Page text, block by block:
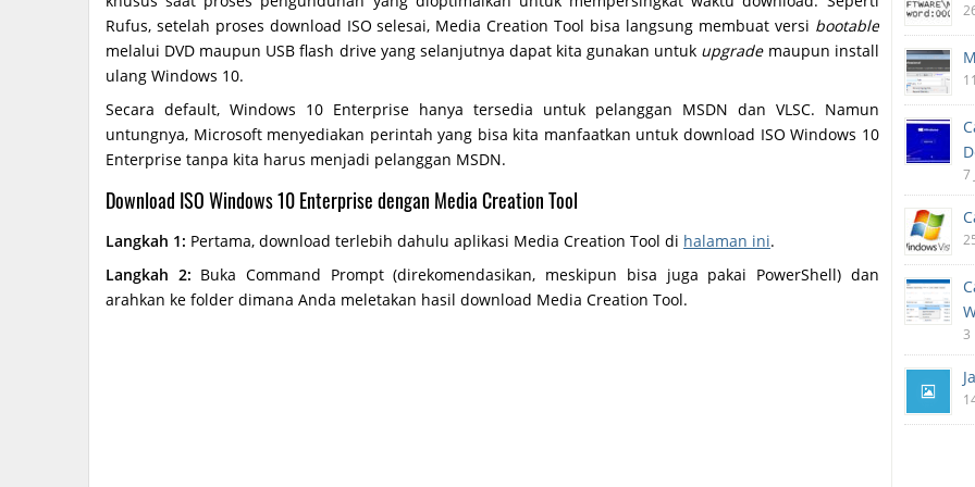
Rufus, setelah proses download ISO selesai, Media Creation Tool bisa langsung membuat versi bootable
melalui DVD maupun USB flash drive yang selanjutnya dapat kita gunakan untuk upgrademaupun install
ulang Windows 10.
Secara default, Windows 10 Enterprise hanya tersedia untuk pelanggan MSDN dan VLSC. Namun
untungnya, Microsoft menyediakan perintah yang bisa kita manfaatkan untuk download ISO Windows 10
Enterprise tanpa kita harus menjadi pelanggan MSDN.
Download ISO Windows 10 Enterprise dengan Media Creation Tool
Langkah 1: Pertama, download terlebih dahulu aplikasi Media Creation Tool di halaman ini.
Langkah 2: Buka Command Prompt (direkomendasikan, meskipun bisa juga pakai PowerShell) dan
arahkan ke folder dimana Anda meletakan hasil download Media Creation Tool.
7
3